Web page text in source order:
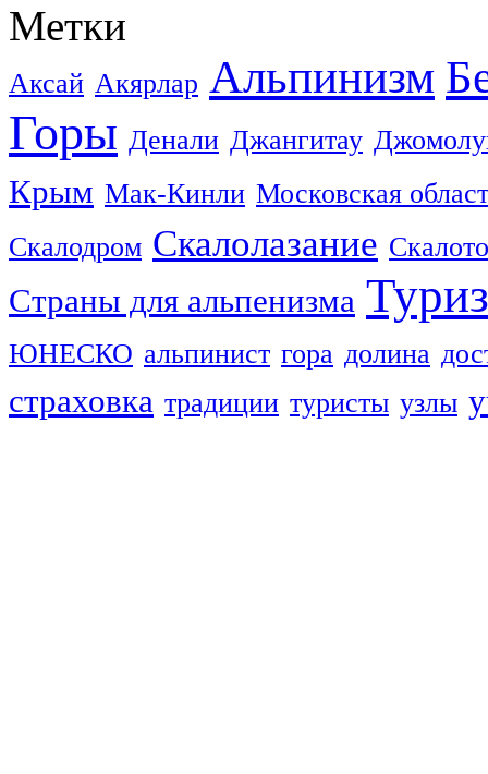
Метки
Аксай Акярлар Альпинизм
Горы Денали Джангитау
Крым Мак-Кинли Московская
Скалодром Скалолазание
Страны для альпенизма
ЮНЕСКО альпинист гора долина
страховка традиции туристы узлы